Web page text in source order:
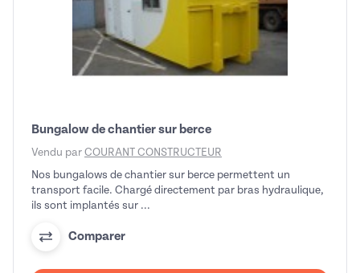
Bungalow de chantier sur berce
Vendu par COURANT CONSTRUCTEUR
Nos bungalows de chantier sur berce permettent un
transport facile. Chargé directement par bras hydraulique,
ils sont implantés sur ...
Comparer